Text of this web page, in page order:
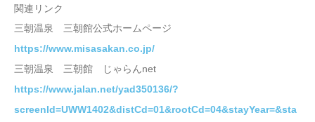
関連リンク
三朝温泉 三朝館公式ホームページ
https://www.misasakan.co.jp/
三朝温泉 三朝館 じゃらんnet
https://www.jalan.net/yad350136/?
screenId=UWW1402&distCd=01&rootCd=04&stayYear=&sta